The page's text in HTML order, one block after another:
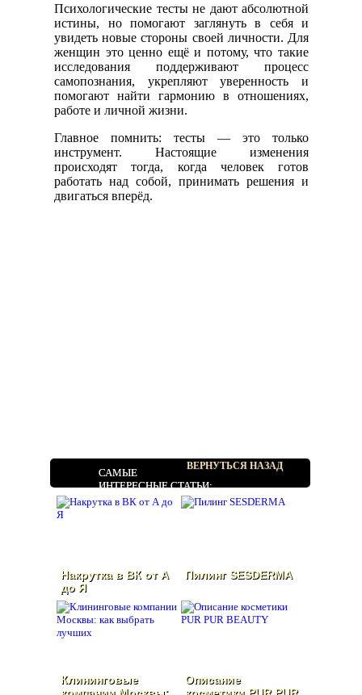
Психологические тесты не дают абсолютной
истины, но помогают заглянуть в себя и
увидеть новые стороны своей личности. Для
женщин это ценно ещё и потому, что такие
исследования поддерживают процесс
самопознания, укрепляют уверенность и
помогают найти гармонию в отношениях,
работе и личной жизни.
Главное помнить: тесты — это только
инструмент. Настоящие изменения
происходят тогда, когда человек готов
работать над собой, принимать решения и
двигаться вперёд.
ВЕРНУТЬСЯ НАЗАД
САМЫЕ
ИНТЕРЕСНЫЕ СТАТЬИ:
Накрутка в ВК от А
до Я
Пилинг SESDERMA
Клининговые
компании Москвы:
Описание
косметики PUR PUR